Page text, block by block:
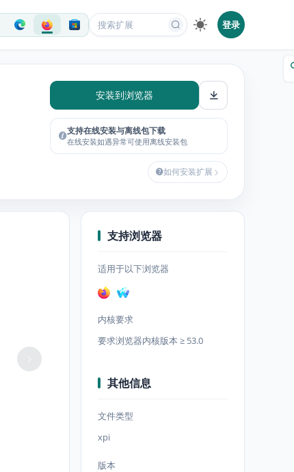
登录
安装到浏览器
支持在线安装与离线包下载
在线安装如遇异常可使用离线安装包
如何安装扩展
支持浏览器
适用于以下浏览器
内核要求
要求浏览器内核版本 ≥ 53.0
其他信息
文件类型
xpi
版本